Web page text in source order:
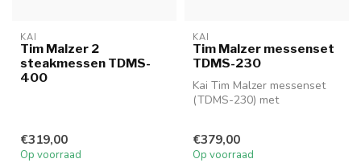
KAI
Tim Malzer 2
steakmessen TDMS-
400
€319,00
Op voorraad
KAI
Tim Malzer messenset
TDMS-230
Kai Tim Malzer messenset
(TDMS-230) met
€379,00
Op voorraad